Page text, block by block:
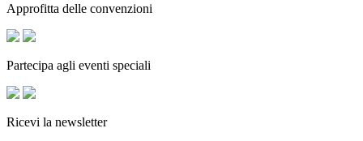
Approfitta delle convenzioni
Partecipa agli eventi speciali
Ricevi la newsletter